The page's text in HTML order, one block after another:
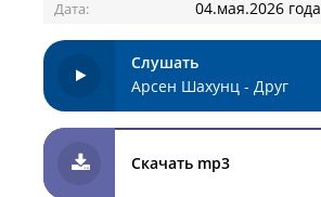
Дата: 04.мая.2026 года
Слушать
Арсен Шахунц - Друг
Скачать mp3